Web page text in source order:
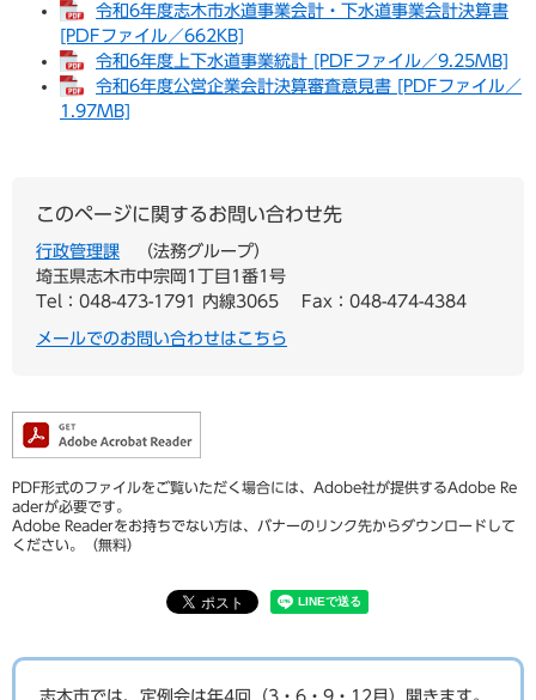
令和6年度志木市水道事業会計・下水道事業会計決算書
[PDFファイル／662KB]
令和6年度上下水道事業統計 [PDFファイル／9.25MB]
令和6年度公営企業会計決算審査意見書 [PDFファイル／
1.97MB]
このページに関するお問い合わせ先
行政管理課
法務グループ
埼玉県志木市中宗岡1丁目1番1号
Tel：048-473-1791 内線3065
Fax：048-474-4384
メールでのお問い合わせはこちら
PDF形式のファイルをご覧いただく場合には、Adobe社が提供するAdobe Re
aderが必要です。
Adobe Readerをお持ちでない方は、バナーのリンク先からダウンロードして
ください。（無料）
志木市では、定例会は年4回（3・6・9・12月）開きます。